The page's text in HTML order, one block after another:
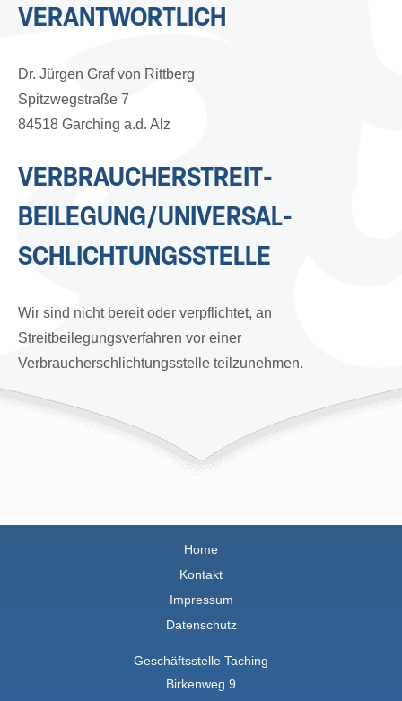
VERANTWORTLICH
Dr. Jürgen Graf von Rittberg
Spitzwegstraße 7
84518 Garching a.d. Alz
VERBRAUCHER­STREIT­
BEILEGUNG/UNIVERSAL­
SCHLICHTUNGS­STELLE
Wir sind nicht bereit oder verpflichtet, an
Streitbeilegungsverfahren vor einer
Verbraucherschlichtungsstelle teilzunehmen.
Home
Kontakt
Impressum
Datenschutz
Geschäftsstelle Taching
Birkenweg 9